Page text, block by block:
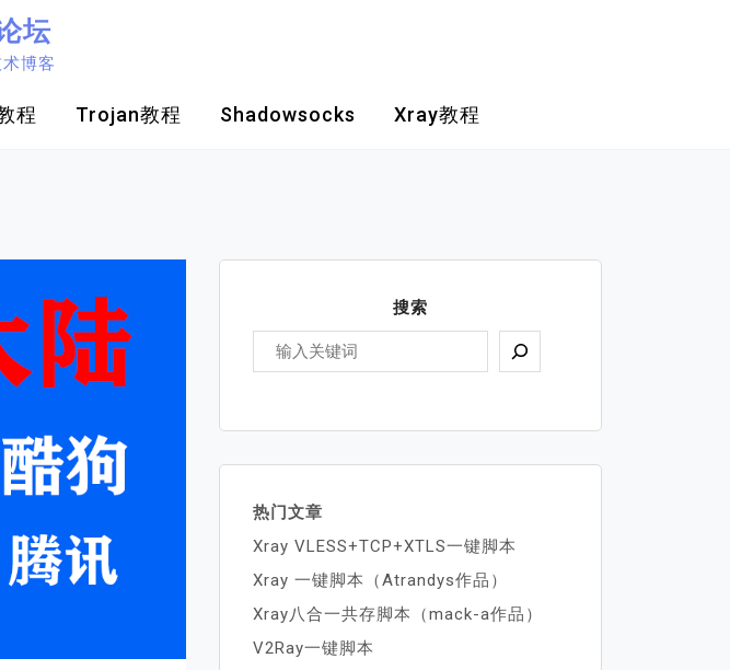
坛
博客
程 Trojan教程 Shadowsocks Xray教程
搜索
热门文章
Xray VLESS+TCP+XTLS一键脚本
Xray 一键脚本（Atrandys作品）
Xray八合一共存脚本（mack-a作品）
V2Ray一键脚本